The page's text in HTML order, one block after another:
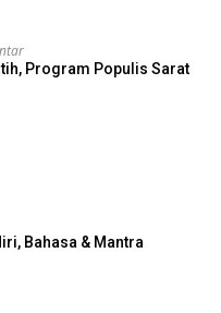
Program Populis Sarat
Bahasa & Mantra